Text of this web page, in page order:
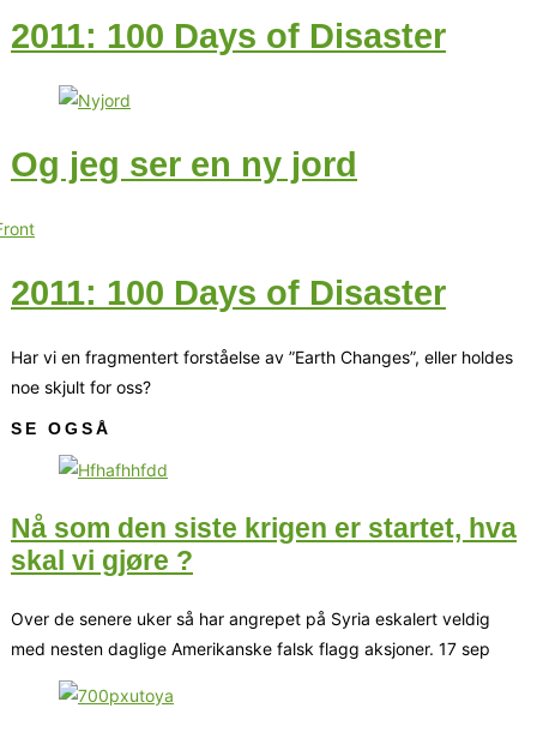
2011: 100 Days of Disaster
Og jeg ser en ny jord
2011: 100 Days of Disaster
Har vi en fragmentert forståelse av ”Earth Changes”, eller holdes
noe skjult for oss?
SE OGSÅ
Nå som den siste krigen er startet, hva
skal vi gjøre ?
Over de senere uker så har angrepet på Syria eskalert veldig
med nesten daglige Amerikanske falsk flagg aksjoner. 17 sep